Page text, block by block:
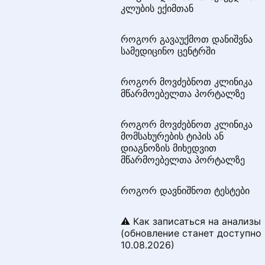
ვის შეუძლია მიმოხილვის
რა დოკუმენტს შეუძლია
ნამდვილობა?
ონლაინ დანიშვნა მიმოხილვის
შემოწმებისას
როგორ დავამატოთ
რატომ შეიძლება უარი თქვას
გაასწორონ ის
როგორ წაშალოთ თქვენი
კლუბის ექიმთან
როგორ გავაუქმოთ დანიშვნა
სამედიცინო ცენტრში
როგორ მოვძებნოთ კლინიკა
მწარმოებელთა პორტალზე
როგორ მოვძებნოთ კლინიკა
მომსახურების ტიპის ან
დიაგნოზის მიხედვით
მწარმოებელთა პორტალზე
როგორ დავნიშნოთ ტესტები
⚠️ Как записаться на анализы
(обновление станет доступно
10.08.2026)